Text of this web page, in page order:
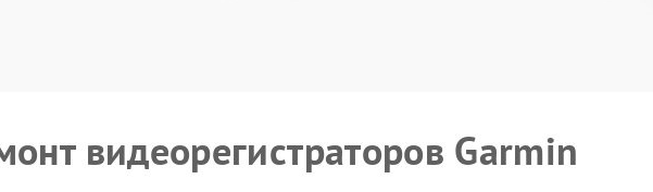
видеорегистраторов Garmin